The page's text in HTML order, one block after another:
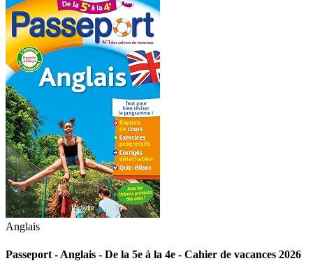
Anglais
Passeport - Anglais - De la 5e à la 4e - Cahier de vacances 2026